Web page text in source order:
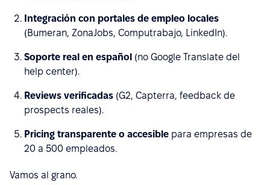
Integración con portales de empleo locales
(Bumeran, ZonaJobs, Computrabajo, LinkedIn).
Soporte real en español (no Google Translate del
help center).
Reviews verificadas (G2, Capterra, feedback de
prospects reales).
Pricing transparente o accesible para empresas de
20 a 500 empleados.
Vamos al grano.